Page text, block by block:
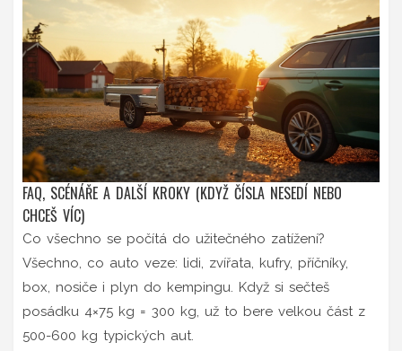
FAQ, SCÉNÁŘE A DALŠÍ KROKY (KDYŽ ČÍSLA NESEDÍ NEBO
CHCEŠ VÍC)
Co všechno se počítá do užitečného zatížení?
Všechno, co auto veze: lidi, zvířata, kufry, příčníky,
box, nosiče i plyn do kempingu. Když si sečteš
posádku 4×75 kg = 300 kg, už to bere velkou část z
500-600 kg typických aut.